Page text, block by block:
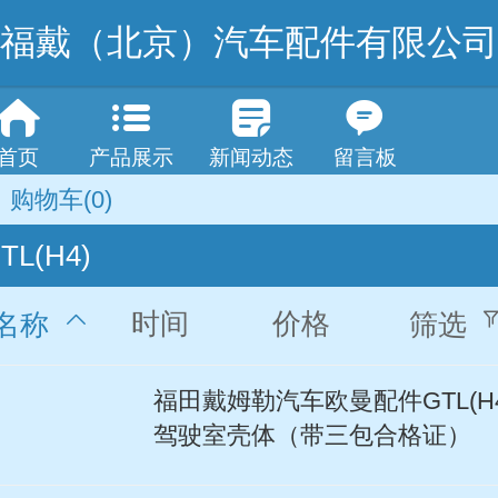
福戴（北京）汽车配件有限公司
页 产品展示 新闻动态 留言板
购物车(0)
称 时间 价格 筛选
福田戴姆勒汽车欧曼配件
驾驶室壳体（带三包合格证）